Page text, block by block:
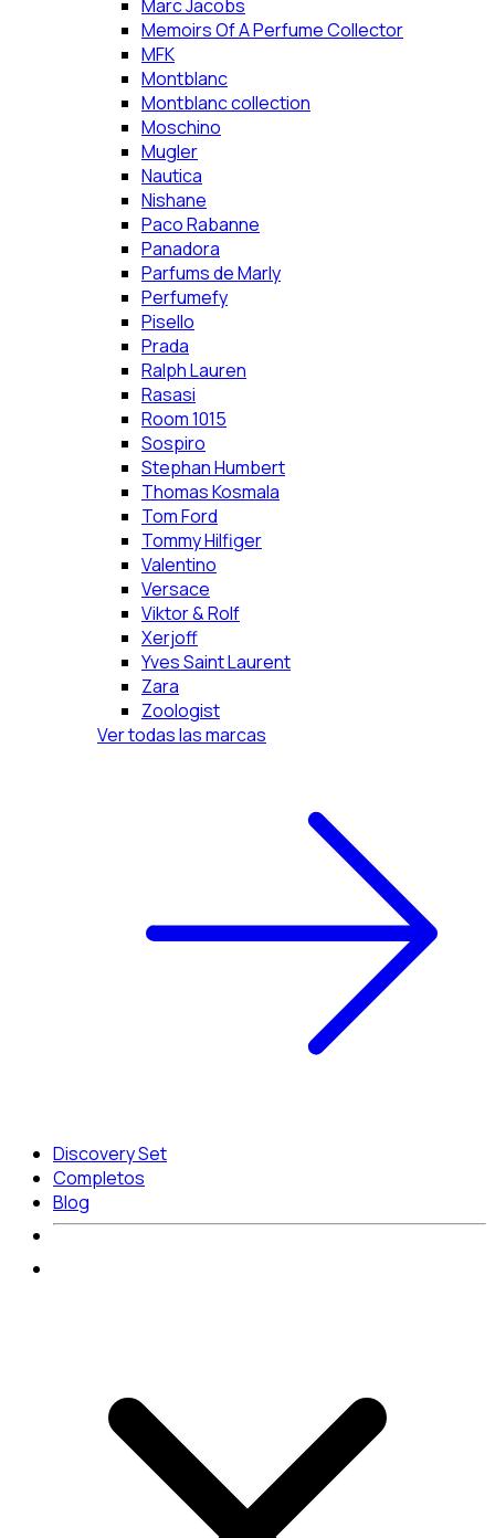
Marc Jacobs
Memoirs Of A Perfume Collector
MFK
Montblanc
Montblanc collection
Moschino
Mugler
Nautica
Nishane
Paco Rabanne
Panadora
Parfums de Marly
Perfumefy
Pisello
Prada
Ralph Lauren
Rasasi
Room 1015
Sospiro
Stephan Humbert
Thomas Kosmala
Tom Ford
Tommy Hilfiger
Valentino
Versace
Viktor & Rolf
Xerjoff
Yves Saint Laurent
Zara
Zoologist
Ver todas las marcas
Discovery Set
Completos
Blog